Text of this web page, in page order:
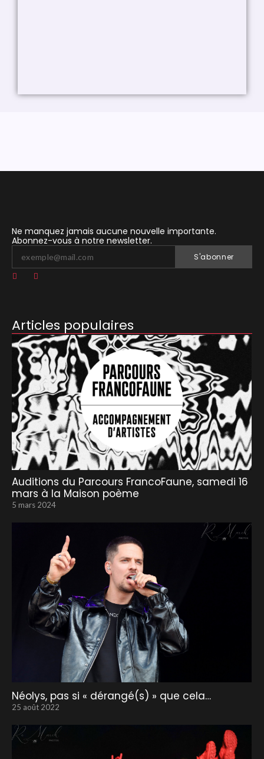
Ne manquez jamais aucune nouvelle importante.
Abonnez-vous à notre newsletter.
S'abonner
Articles populaires
Auditions du Parcours FrancoFaune, samedi 16
mars à la Maison poème
5 mars 2024
Néolys, pas si « dérangé(s) » que cela…
25 août 2022